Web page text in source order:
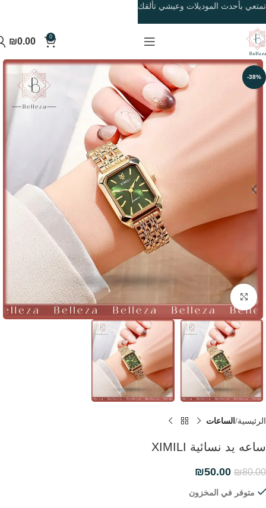
0
₪0.00
-38%
Click to enlarge
الرئيسية الساعات
ساعه يد نسائية XIMILI
₪80.00
₪50.00
متوفر في المخزون
تمتعي بأحدث الموديلات وعيشي تألقك